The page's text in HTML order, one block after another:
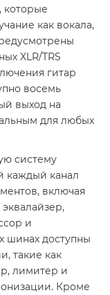
, которые
как вокала,
XLR/TRS
гитар
восемь
выход на
для любых
систему
каждый канал
включая
и
шинах доступны
такие как
лимитер и
Кроме